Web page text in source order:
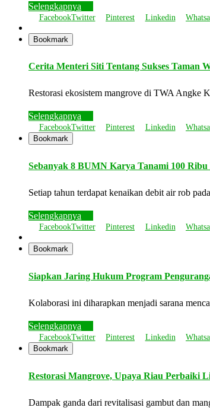
Selengkapnya
FacebookTwitter Pinterest Linkedin
Bookmark
Cerita Menteri Siti Tentang Sukses Taman
Restorasi ekosistem mangrove di TWA Angke
Selengkapnya
FacebookTwitter Pinterest Linkedin
Bookmark
Sebanyak 8 BUMN Karya Tanami 100
Setiap tahun terdapat kenaikan debit air rob
Selengkapnya
FacebookTwitter Pinterest Linkedin
Bookmark
Siapkan Jaring Hukum Program
Kolaborasi ini diharapkan menjadi sarana
Selengkapnya
FacebookTwitter Pinterest Linkedin
Bookmark
Restorasi Mangrove, Upaya Riau Perbaiki
Dampak ganda dari revitalisasi gambut dan